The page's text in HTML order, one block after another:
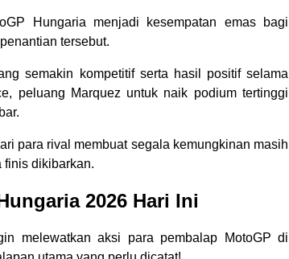
Hungaria menjadi kesempatan emas bagi
tersebut.
semakin kompetitif serta hasil positif selama
peluang Marquez untuk naik podium tertinggi
para rival membuat segala kemungkinan masih
finis dikibarkan.
2026 Hari Ini
melewatkan aksi para pembalap MotoGP di